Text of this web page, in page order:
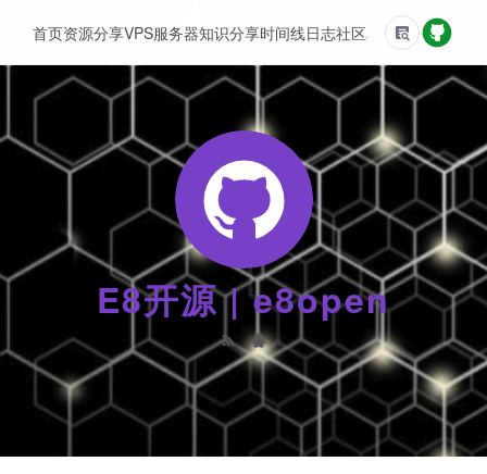
E8开源 | e8open
首页资源分享VPS服务器知识分享时间线日志社区友情链接